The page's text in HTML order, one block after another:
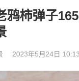
鸦柿弹子
2023年5月24日 10:13